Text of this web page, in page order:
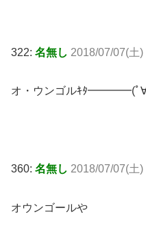
322: 名無し 2018/07/07(土
オ・ウンゴルｷﾀ━━━━(
360: 名無し 2018/07/07(土
オウンゴールや